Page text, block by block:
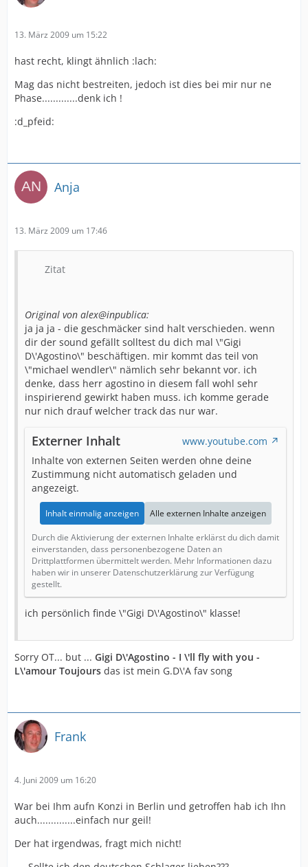
13. März 2009 um 15:22
hast recht, klingt ähnlich :lach:
Mag das nicht bestreiten, jedoch ist dies bei mir nur ne
Phase.............denk ich !
:d_pfeid:
Anja
13. März 2009 um 17:46
Zitat
Original von alex@inpublica:
ja ja ja - die geschmäcker sind halt verschieden. wenn
dir der sound gefällt solltest du dich mal \"Gigi
D\'Agostino\" beschäftigen. mir kommt das teil von
\"michael wendler\" nämlich sehr bekannt vor. ich
denke, dass herr agostino in diesem fall wohl sehr
inspirierend gewirkt haben muss. ich komme gerade
nur nich drauf welcher track das nur war.
Externer Inhalt
www.youtube.com
Inhalte von externen Seiten werden ohne deine
Zustimmung nicht automatisch geladen und
angezeigt.
Inhalt einmalig anzeigen Alle externen Inhalte anzeigen
Durch die Aktivierung der externen Inhalte erklärst du dich damit
einverstanden, dass personenbezogene Daten an
Drittplattformen übermittelt werden. Mehr Informationen dazu
haben wir in unserer Datenschutzerklärung zur Verfügung
gestellt.
ich persönlich finde \"Gigi D\'Agostino\" klasse!
Sorry OT... but ... Gigi D\'Agostino - I \'ll fly with you -
L\'amour Toujours das ist mein G.D\'A fav song
Frank
4. Juni 2009 um 16:20
War bei Ihm aufn Konzi in Berlin und getroffen hab ich Ihn
auch..............einfach nur geil!
Der hat irgendwas, fragt mich nicht!